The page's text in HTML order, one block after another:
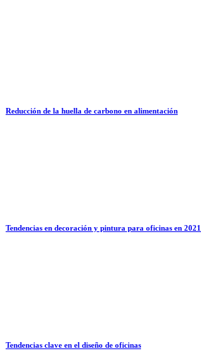
Reducción de la huella de carbono en alimentación
Tendencias en decoración y pintura para oficinas en 2021
Tendencias clave en el diseño de oficinas